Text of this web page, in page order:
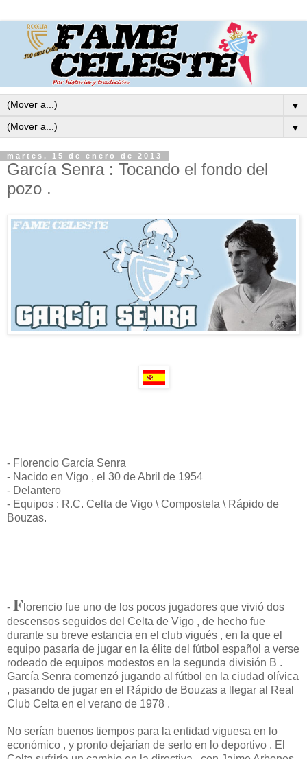
▼
▼
martes, 15 de enero de 2013
García Senra : Tocando el fondo del
pozo .
- Florencio García Senra
- Nacido en Vigo , el 30 de Abril de 1954
- Delantero
- Equipos : R.C. Celta de Vigo \ Compostela \ Rápido de
Bouzas.
- F lorencio fue uno de los pocos jugadores que vivió dos
descensos seguidos del Celta de Vigo , de hecho fue
durante su breve estancia en el club vigués , en la que el
equipo pasaría de jugar en la élite del fútbol español a verse
rodeado de equipos modestos en la segunda división B .
García Senra comenzó jugando al fútbol en la ciudad olívica
, pasando de jugar en el Rápido de Bouzas a llegar al Real
Club Celta en el verano de 1978 .
No serían buenos tiempos para la entidad viguesa en lo
económico , y pronto dejarían de serlo en lo deportivo . El